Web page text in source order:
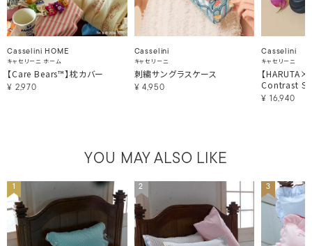
Casselini HOME
キャセリーニ ホーム
【Care Bears™】枕カバー
¥ 2,970
Casselini
キャセリーニ
刺繍サングラスケース
¥ 4,950
Casselini
キャセリーニ
【
Contrast
¥ 16,940
YOU MAY ALSO LIKE
1 2 3